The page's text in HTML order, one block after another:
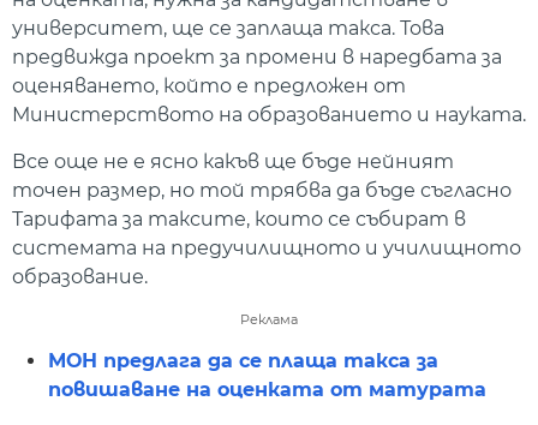
университет, ще се заплаща такса. Това
предвижда проект за промени в наредбата за
оценяването, който е предложен от
Министерството на образованието и науката.
Все още не е ясно какъв ще бъде нейният
точен размер, но той трябва да бъде съгласно
Тарифата за таксите, които се събират в
системата на предучилищното и училищното
образование.
Реклама
МОН предлага да се плаща такса за
повишаване на оценката от матурата